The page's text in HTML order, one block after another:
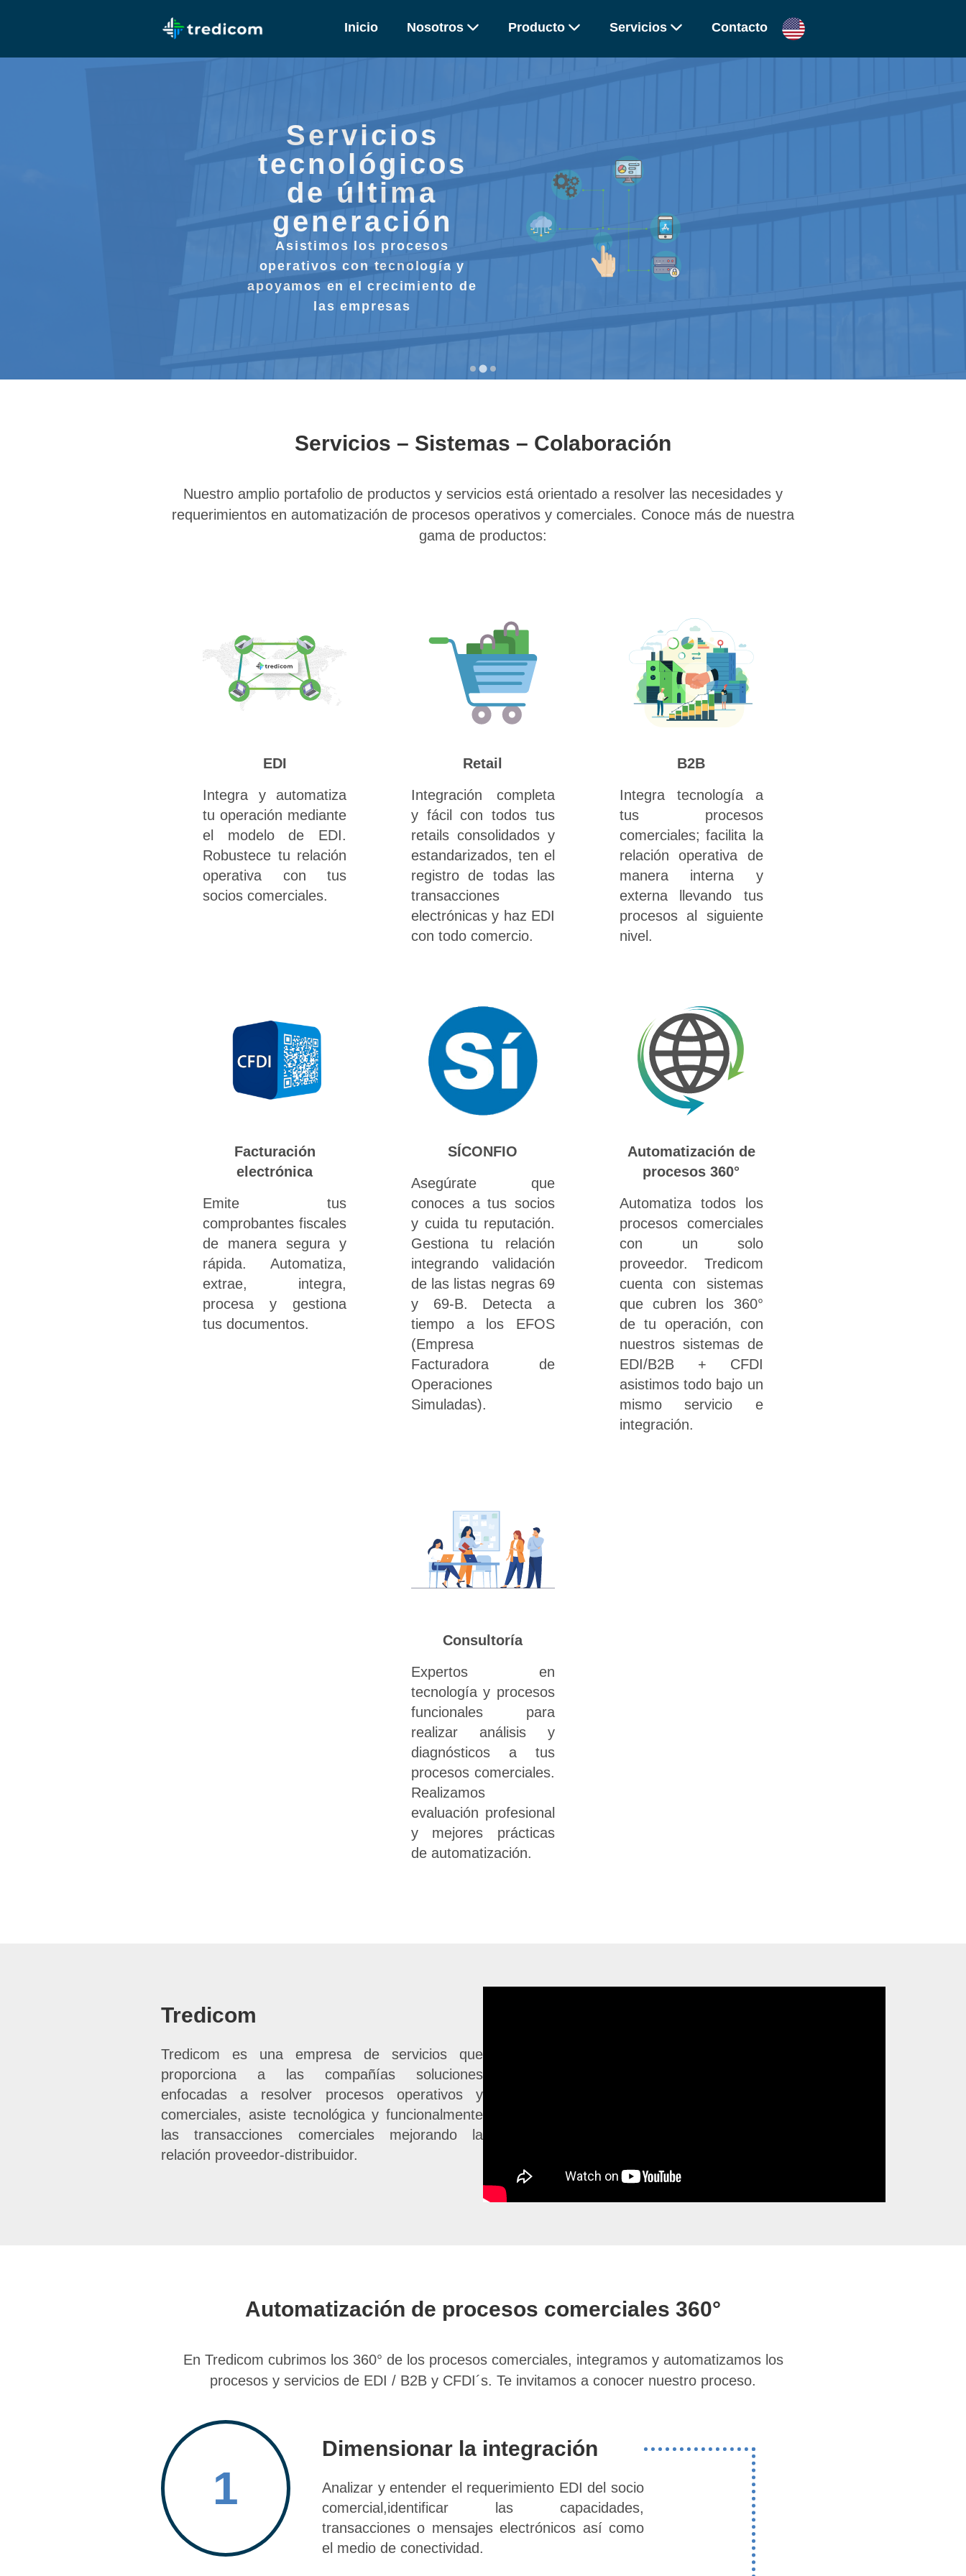
Inicio Nosotros Producto Servicios Contacto
Servicios
tecnológicos
de última
generación
Asistimos los procesos
operativos con tecnología y
apoyamos en el crecimiento de
las empresas
Servicios – Sistemas – Colaboración
Nuestro amplio portafolio de productos y servicios está orientado a resolver las necesidades y
requerimientos en automatización de procesos operativos y comerciales. Conoce más de nuestra
gama de productos:
EDI
Integra y automatiza
tu operación mediante
el modelo de EDI.
Robustece tu relación
operativa con tus
socios comerciales.
Retail
Integración completa
y fácil con todos tus
retails consolidados y
estandarizados, ten el
registro de todas las
transacciones
electrónicas y haz EDI
con todo comercio.
B2B
Integra tecnología a
tus procesos
comerciales; facilita la
relación operativa de
manera interna y
externa llevando tus
procesos al siguiente
nivel.
Facturación
electrónica
Emite tus
comprobantes fiscales
de manera segura y
rápida. Automatiza,
extrae, integra,
procesa y gestiona
tus documentos.
SÍCONFIO
Asegúrate que
conoces a tus socios
y cuida tu reputación.
Gestiona tu relación
integrando validación
de las listas negras 69
y 69-B. Detecta a
tiempo a los EFOS
(Empresa
Facturadora de
Operaciones
Simuladas).
Automatización de
procesos 360°
Automatiza todos los
procesos comerciales
con un solo
proveedor. Tredicom
cuenta con sistemas
que cubren los 360°
de tu operación, con
nuestros sistemas de
EDI/B2B + CFDI
asistimos todo bajo un
mismo servicio e
integración.
Consultoría
Expertos en
tecnología y procesos
funcionales para
realizar análisis y
diagnósticos a tus
procesos comerciales.
Realizamos
evaluación profesional
y mejores prácticas
de automatización.
Tredicom
Tredicom es una empresa de servicios que
proporciona a las compañías soluciones
enfocadas a resolver procesos operativos y
comerciales, asiste tecnológica y funcionalmente
las transacciones comerciales mejorando la
relación proveedor-distribuidor.
Automatización de procesos comerciales 360°
En Tredicom cubrimos los 360° de los procesos comerciales, integramos y automatizamos los
procesos y servicios de EDI / B2B y CFDI´s. Te invitamos a conocer nuestro proceso.
1
Dimensionar la integración
Analizar y entender el requerimiento EDI del socio
comercial,identificar las capacidades,
transacciones o mensajes electrónicos así como
el medio de conectividad.